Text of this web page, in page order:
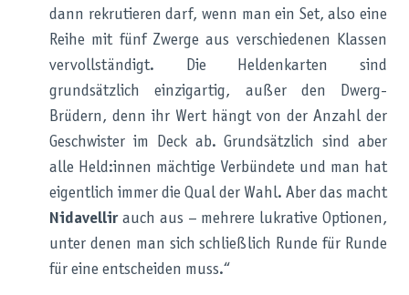
dann rekrutieren darf, wenn man ein Set, also eine
Reihe mit fünf Zwerge aus verschiedenen Klassen
vervollständigt. Die Heldenkarten sind
grundsätzlich einzigartig, außer den Dwerg-
Brüdern, denn ihr Wert hängt von der Anzahl der
Geschwister im Deck ab. Grundsätzlich sind aber
alle Held:innen mächtige Verbündete und man hat
eigentlich immer die Qual der Wahl. Aber das macht
Nidavellirauch aus – mehrere lukrative Optionen,
unter denen man sich schließlich Runde für Runde
für eine entscheiden muss.“